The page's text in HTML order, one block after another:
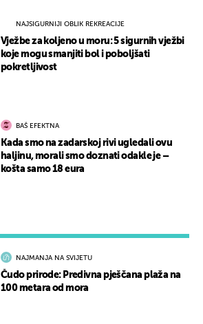
NAJMANJA NA SVIJETU
Čudo prirode: Predivna pješčana plaža na
100 metara od mora
NAJSIGURNIJI OBLIK REKREACIJE
Vježbe za koljeno u moru: 5 sigurnih vježbi
koje mogu smanjiti bol i poboljšati
pokretljivost
BAŠ EFEKTNA
Kada smo na zadarskoj rivi ugledali ovu
haljinu, morali smo doznati odakle je –
košta samo 18 eura